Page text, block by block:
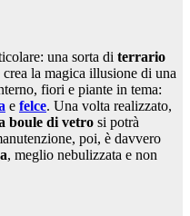
una sorta di terrario
crea la magica illusione di una
fiori e piante in tema:
e felce. Una volta realizzato,
boule di vetro si potrà
poi, è davvero
, meglio nebulizzata e non